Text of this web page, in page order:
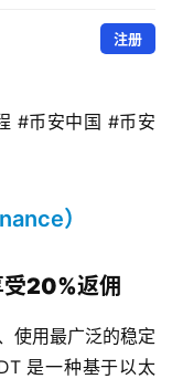
注册
#币安中国 #币安
）
20%返佣
使用最广泛的稳定
是一种基于以太